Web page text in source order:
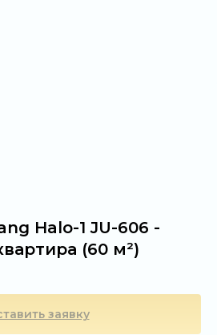
Halo-1 JU-606 -
(60 м²)
заявку